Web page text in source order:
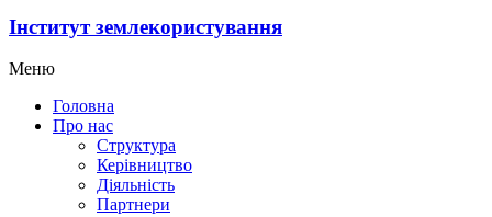
Інститут землекористування
Меню
Головна
Про нас
Структура
Керівництво
Діяльність
Партнери